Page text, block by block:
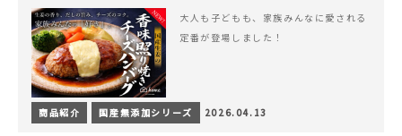
大人も子どもも、家族みんなに愛される
定番が登場しました！
商品紹介 国産無添加シリーズ 2026.04.13